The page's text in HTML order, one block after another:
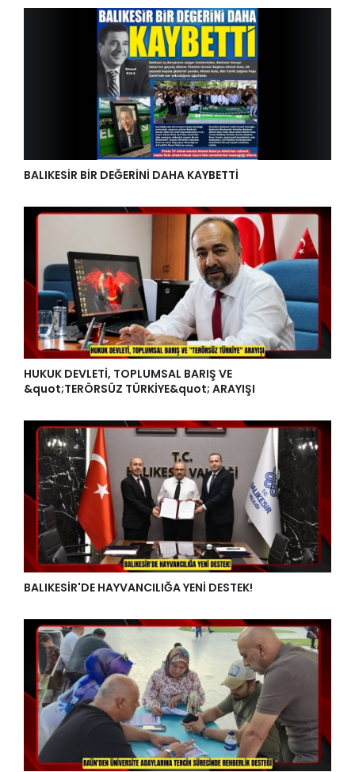
BALIKESİR BİR DEĞERİNİ DAHA KAYBETTİ
HUKUK DEVLETİ, TOPLUMSAL BARIŞ VE
&quot;TERÖRSÜZ TÜRKİYE&quot; ARAYIŞI
BALIKESİR'DE HAYVANCILIĞA YENİ DESTEK!